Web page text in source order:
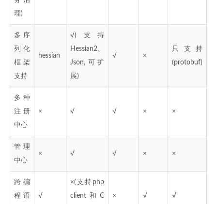
理)
多序
列化
框架
支持
hessian
√(支持
Hessian2、
Json,可扩
展)
√ ×
只支持
(protobuf)
多种
注册
中心
× √ √ × ×
管理
中心
× √ √ × ×
跨编
程语
√
×(支持php
client和C
× √ √